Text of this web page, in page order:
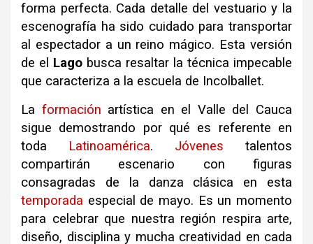
forma perfecta. Cada detalle del vestuario y la
escenografía ha sido cuidado para transportar
al espectador a un reino mágico. Esta versión
de el Lago busca resaltar la técnica impecable
que caracteriza a la escuela de Incolballet.
La formación artística en el Valle del Cauca
sigue demostrando por qué es referente en
toda Latinoamérica. Jóvenes talentos
compartirán escenario con figuras
consagradas de la danza clásica en esta
temporada especial de mayo. Es un momento
para celebrar que nuestra región respira arte,
diseño, disciplina y mucha creatividad en cada